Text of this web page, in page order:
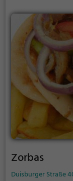
Zorbas
Duisburger Straße